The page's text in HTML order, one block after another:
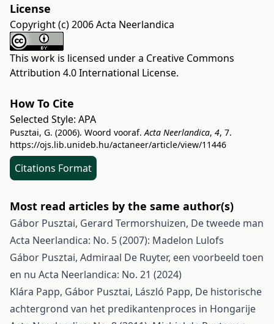
License
Copyright (c) 2006 Acta Neerlandica
This work is licensed under a Creative Commons
Attribution 4.0 International License.
How To Cite
Selected Style: APA
Pusztai, G. (2006). Woord vooraf.Acta Neerlandica, 4, 7.
https://ojs.lib.unideb.hu/actaneer/article/view/11446
Citations Format
Most read articles by the same author(s)
Gábor Pusztai, Gerard Termorshuizen, De tweede man
Acta Neerlandica: No. 5 (2007): Madelon Lulofs
Gábor Pusztai, Admiraal De Ruyter, een voorbeeld toen
en nu Acta Neerlandica: No. 21 (2024)
Klára Papp, Gábor Pusztai, László Papp, De historische
achtergrond van het predikantenproces in Hongarije